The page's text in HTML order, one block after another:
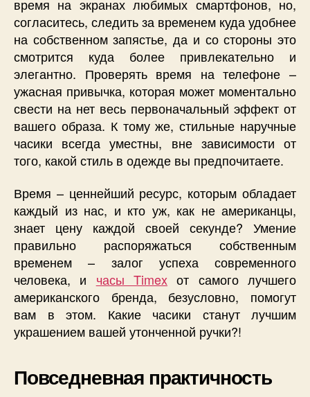
время на экранах любимых смартфонов, но,
согласитесь, следить за временем куда удобнее
на собственном запястье, да и со стороны это
смотрится куда более привлекательно и
элегантно. Проверять время на телефоне –
ужасная привычка, которая может моментально
свести на нет весь первоначальный эффект от
вашего образа. К тому же, стильные наручные
часики всегда уместны, вне зависимости от
того, какой стиль в одежде вы предпочитаете.
Время – ценнейший ресурс, которым обладает
каждый из нас, и кто уж, как не американцы,
знает цену каждой своей секунде? Умение
правильно распоряжаться собственным
временем – залог успеха современного
человека, и часы Timex от самого лучшего
американского бренда, безусловно, помогут
вам в этом. Какие часики станут лучшим
украшением вашей утонченной ручки?!
Повседневная практичность